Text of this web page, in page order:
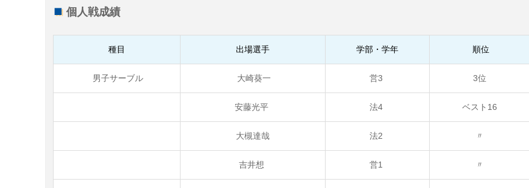
個人戦成績
種目 出場選手 学部・学年 順位
男子サーブル 大崎葵一 営3 3位
安藤光平 法4 ベスト16
大槻達哉 法2 〃
吉井想 営1 〃